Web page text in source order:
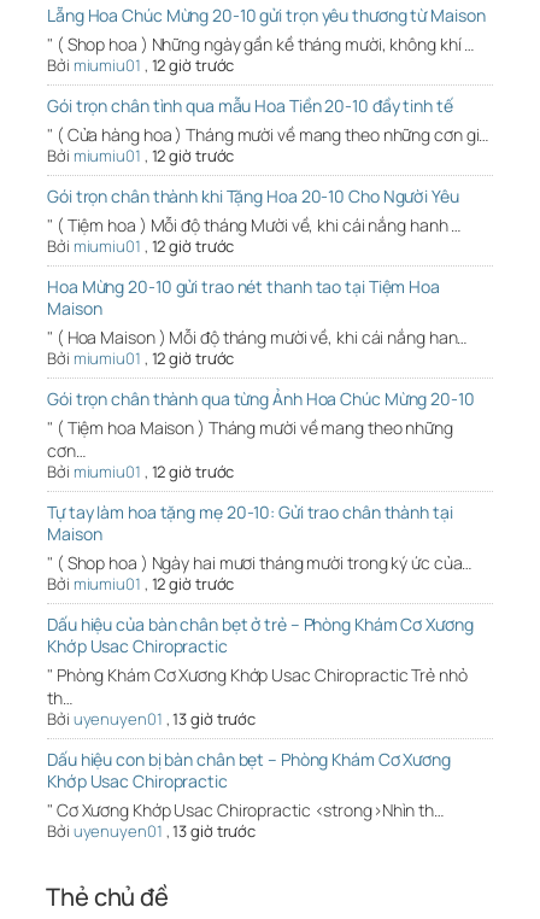
Lẵng Hoa Chúc Mừng 20-10 gửi trọn yêu thương từ Maison
" ( Shop hoa ) Những ngày gần kề tháng mười, không khí …
Bởi miumiu01 , 12 giờ trước
Gói trọn chân tình qua mẫu Hoa Tiền 20-10 đầy tinh tế
" ( Cửa hàng hoa ) Tháng mười về mang theo những cơn gi…
Bởi miumiu01 , 12 giờ trước
Gói trọn chân thành khi Tặng Hoa 20-10 Cho Người Yêu
" ( Tiệm hoa ) Mỗi độ tháng Mười về, khi cái nắng hanh …
Bởi miumiu01 , 12 giờ trước
Hoa Mừng 20-10 gửi trao nét thanh tao tại Tiệm Hoa
Maison
" ( Hoa Maison ) Mỗi độ tháng mười về, khi cái nắng han…
Bởi miumiu01 , 12 giờ trước
Gói trọn chân thành qua từng Ảnh Hoa Chúc Mừng 20-10
" ( Tiệm hoa Maison ) Tháng mười về mang theo những
cơn…
Bởi miumiu01 , 12 giờ trước
Tự tay làm hoa tặng mẹ 20-10: Gửi trao chân thành tại
Maison
" ( Shop hoa ) Ngày hai mươi tháng mười trong ký ức của…
Bởi miumiu01 , 12 giờ trước
Dấu hiệu của bàn chân bẹt ở trẻ – Phòng Khám Cơ Xương
Khớp Usac Chiropractic
" Phòng Khám Cơ Xương Khớp Usac Chiropractic Trẻ nhỏ
th…
Bởi uyenuyen01 ,13 giờ trước
Dấu hiệu con bị bàn chân bẹt – Phòng Khám Cơ Xương
Khớp Usac Chiropractic
" Cơ Xương Khớp Usac Chiropractic <strong>Nhìn th…
Bởi uyenuyen01 ,13 giờ trước
Thẻ chủ đề